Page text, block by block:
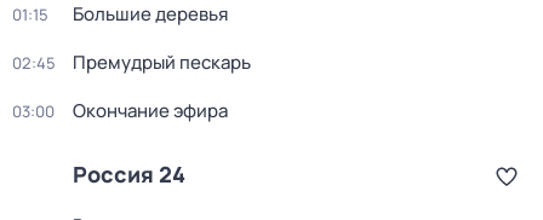
01:15 Большие деревья
02:45 Премудрый пескарь
03:00 Окончание эфира
Россия 24